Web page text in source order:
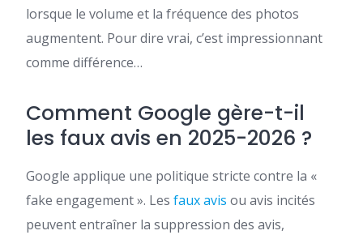
lorsque le volume et la fréquence des photos
augmentent. Pour dire vrai, c’est impressionnant
comme différence…
Comment Google gère-t-il
les faux avis en 2025-2026 ?
Google applique une politique stricte contre la «
fake engagement ». Les faux avis ou avis incités
peuvent entraîner la suppression des avis,